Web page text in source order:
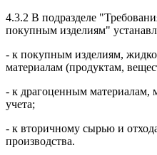
4.3.2 В подразделе
покупным изделиям"
- к покупным изделиям,
материалам (продуктам,
- к драгоценным материалам,
учета;
- к вторичному сырью и
производства.